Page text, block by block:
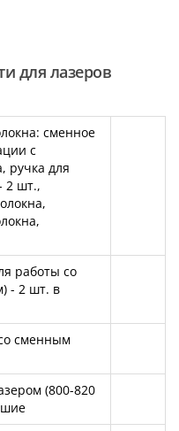
для лазеров
сменное
с
ручка для
2 шт.,
работы со
- 2 шт. в
сменным
(800-820